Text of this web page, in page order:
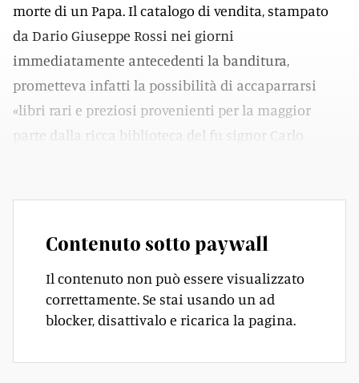
morte di un Papa. Il catalogo di vendita, stampato
da Dario Giuseppe Rossi nei giorni
immediatamente antecedenti la banditura,
prometteva infatti la possibilità di accaparrarsi
«libri rari e preziosi provenienti per la maggior
parte dalla ricca biblioteca del fu signor Carlo
Contenuto sotto paywall
Il contenuto non può essere visualizzato
correttamente. Se stai usando un ad
blocker, disattivalo e ricarica la pagina.